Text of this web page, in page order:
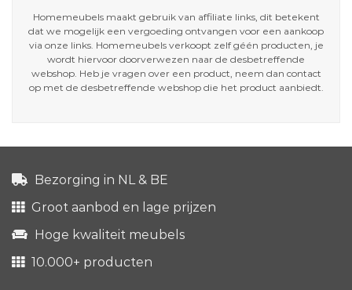
Homemeubels maakt gebruik van affiliate links, dit betekent
dat we mogelijk een vergoeding ontvangen voor een aankoop
via onze links. Homemeubels verkoopt zelf géén producten, je
wordt hiervoor doorverwezen naar de desbetreffende
webshop. Heb je vragen over een product, neem dan contact
op met de desbetreffende webshop die het product aanbiedt.
Bezorging in NL & BE
Groot aanbod en lage prijzen
Hoge kwaliteit meubels
10.000+ producten